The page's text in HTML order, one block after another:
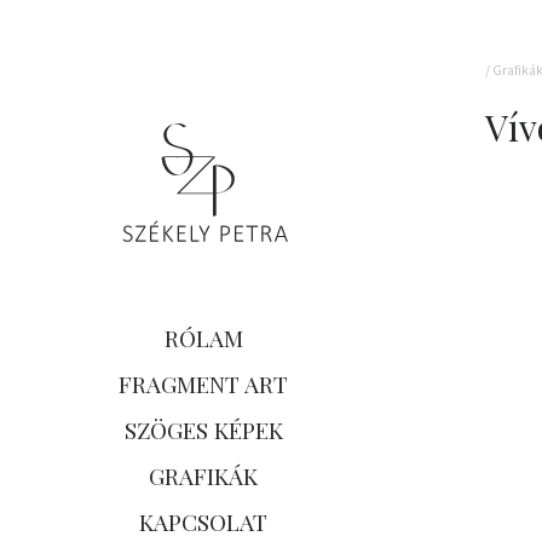
RÓLAM
FRAGMENT ART
SZÖGES KÉPEK
GRAFIKÁK
KAPCSOLAT
/ Grafikák